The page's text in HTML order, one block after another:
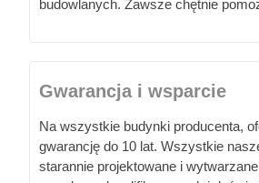
budowlanych. Zawsze chętnie
Gwarancja i wsparcie
Na wszystkie budynki producenta,
gwarancję do 10 lat. Wszystkie
starannie projektowane i